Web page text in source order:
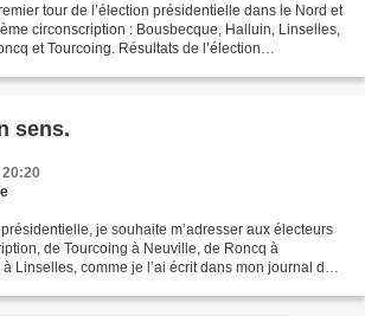
tour de l’élection présidentielle dans le Nord et
circonscription : Bousbecque, Halluin, Linselles,
et Tourcoing. Résultats de l’élection
sens.
20:20
je souhaite m’adresser aux électeurs
de Tourcoing à Neuville, de Roncq à
Linselles, comme je l’ai écrit dans mon journal du